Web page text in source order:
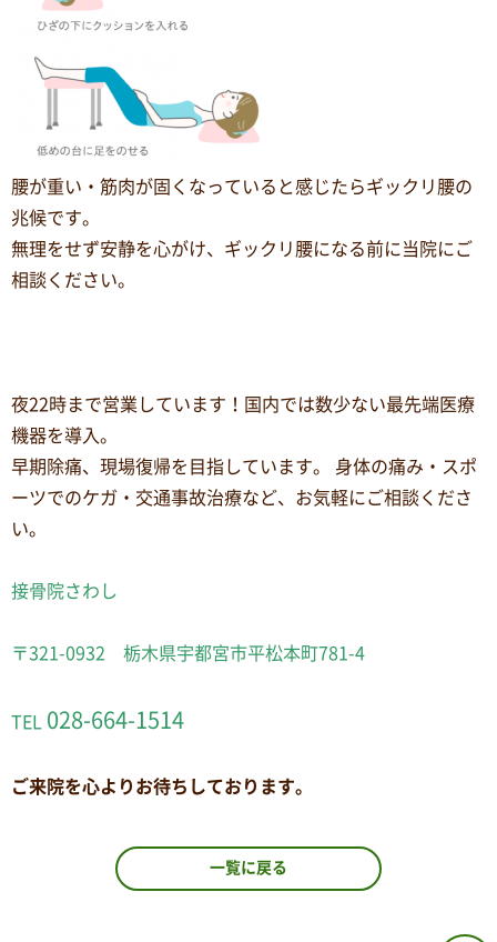
腰が重い・筋肉が固くなっていると感じたらギックリ腰の
兆候です。
無理をせず安静を心がけ、ギックリ腰になる前に当院にご
相談ください。
夜22時まで営業しています！国内では数少ない最先端医療
機器を導入。
早期除痛、現場復帰を目指しています。 身体の痛み・スポ
ーツでのケガ・交通事故治療など、お気軽にご相談くださ
い。
接骨院さわし
〒321-0932 栃木県宇都宮市平松本町781-4
TEL 028-664-1514
ご来院を心よりお待ちしております。
一覧に戻る